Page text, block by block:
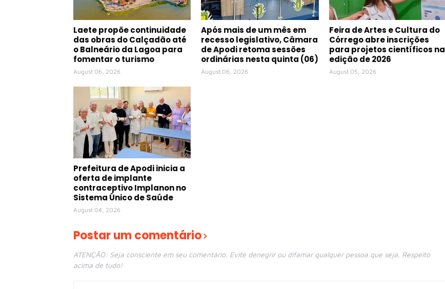
Laete propõe continuidade
das obras do Calçadão até
o Balneário da Lagoa para
fomentar o turismo
August 06, 2026
Após mais de um mês em
recesso legislativo, Câmara
de Apodi retoma sessões
ordinárias nesta quinta (06)
August 06, 2026
Feira de Artes e Cultura do
Córrego abre inscrições
para projetos científicos na
edição de 2026
August 05, 2026
Prefeitura de Apodi inicia a
oferta de implante
contraceptivo Implanon no
Sistema Único de Saúde
August 04, 2026
Postar um comentário
ATENÇÃO: Seja consciente em seu comentário. Evite denegrir ou difamar qualquer pessoa que seja. Respeito
acima de tudo!